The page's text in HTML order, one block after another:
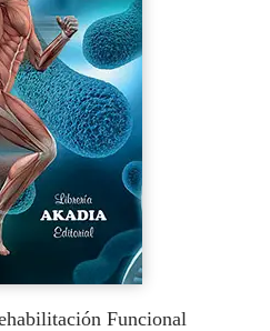
Funcional